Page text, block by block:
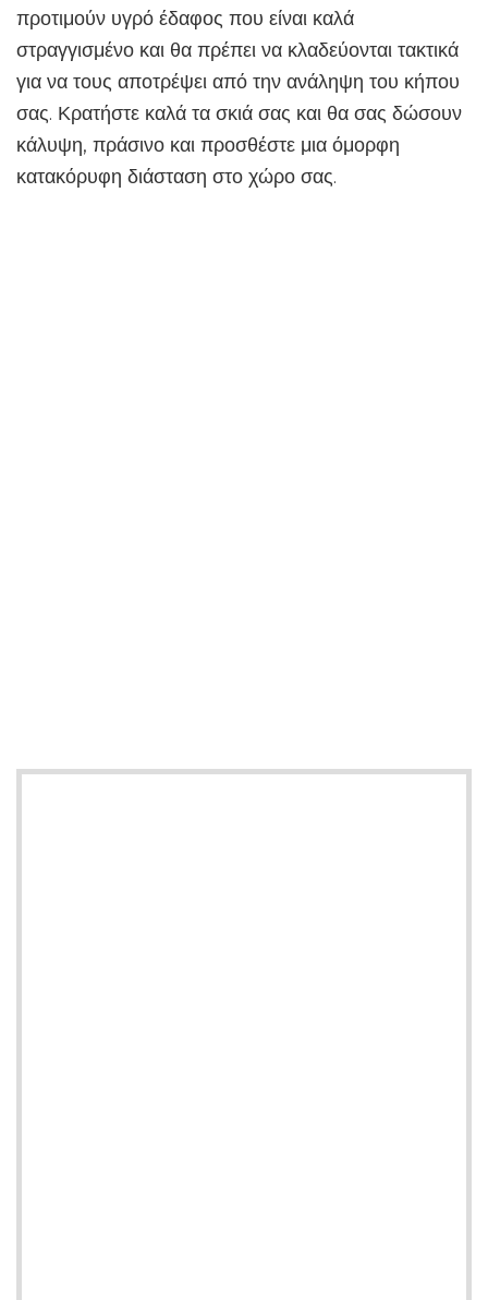
προτιμούν υγρό έδαφος που είναι καλά
στραγγισμένο και θα πρέπει να κλαδεύονται τακτικά
για να τους αποτρέψει από την ανάληψη του κήπου
σας. Κρατήστε καλά τα σκιά σας και θα σας δώσουν
κάλυψη, πράσινο και προσθέστε μια όμορφη
κατακόρυφη διάσταση στο χώρο σας.